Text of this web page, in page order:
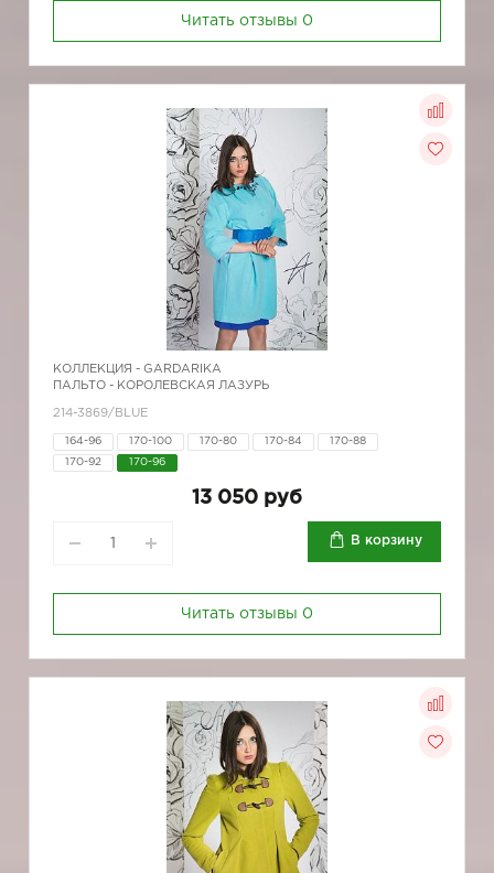
Читать отзывы 0
КОЛЛЕКЦИЯ - GARDARIKA
ПАЛЬТО - КОРОЛЕВСКАЯ ЛАЗУРЬ
214-3869/BLUE
164-96 170-100 170-80 170-84 170-88
170-92 170-96
13 050 руб
В корзину
Читать отзывы 0